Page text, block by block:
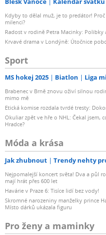
Kdyby to dělal muž, je to predátor!
milenci?
Radost v rodině Petra Macinky: Polibky
Krvavé drama v Londýně: Útočnice
Sport
MS hokej 2025 Biatlon Liga
Brabenec v Brně znovu oživí silnou
mimo mě
Etická komise rozdala tvrdé tresty:
Okuliar zpět ve hře o NHL: Čekal jsem,
Hradce?
Móda a krása
Jak zhubnout Trendy nehty
Nejpomalejší koncert světa! Dva a půl
mají hrát přes 600 let
Havárie v Praze 6: Tisíce lidí bez vody!
Skromné narozeniny manželky prince
Místo dárků ukázala figuru
Pro ženy a maminky